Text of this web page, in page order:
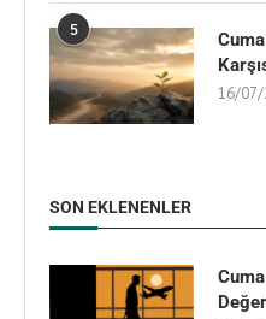
5
16/07/
SON EKLENENLER